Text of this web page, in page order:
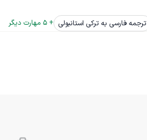
ترجمه فارسی به ترکی استانبولی +
5 مهارت دیگر